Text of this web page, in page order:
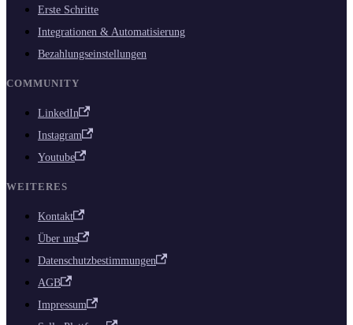
Erste Schritte
Integrationen & Automatisierung
Bezahlungseinstellungen
COMMUNITY
LinkedIn
Instagram
Youtube
WEITERES
Kontakt
Über uns
Datenschutzbestimmungen
AGB
Impressum